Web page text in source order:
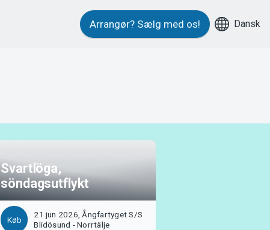
Arrangør? Sælg med os! Dansk
Svartlöga,
söndagsutflykt
Køb
21 jun 2026, Ångfartyget S/S
Blidösund - Norrtälje